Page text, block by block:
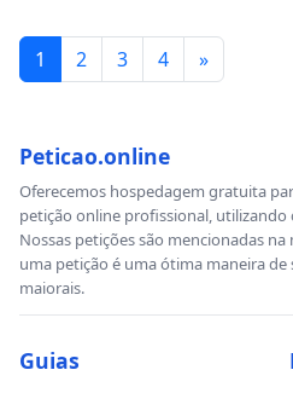
1 2 3 4 »
Peticao.online
Oferecemos hospedagem gratuita
petição online profissional, utilizando
Nossas petições são mencionadas
uma petição é uma ótima maneira
maiorais.
Guias